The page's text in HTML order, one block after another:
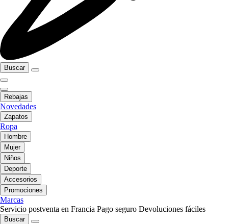
Buscar
Rebajas
Novedades
Zapatos
Ropa
Hombre
Mujer
Niños
Deporte
Accesorios
Promociones
Marcas
Servicio postventa en Francia Pago seguro Devoluciones fáciles
Buscar